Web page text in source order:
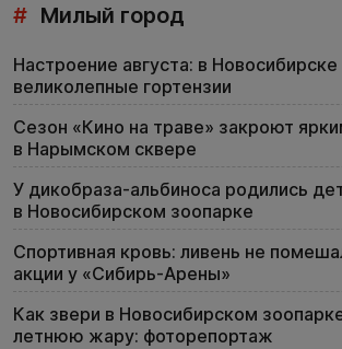
# Милый город
Настроение августа: в
великолепные гортензии
Сезон «Кино на траве» закроют
в Нарымском сквере
У дикобраза-альбиноса родились
в Новосибирском зоопарке
Спортивная кровь: ливень не
акции у «Сибирь-Арены»
Как звери в Новосибирском
летнюю жару: фоторепортаж